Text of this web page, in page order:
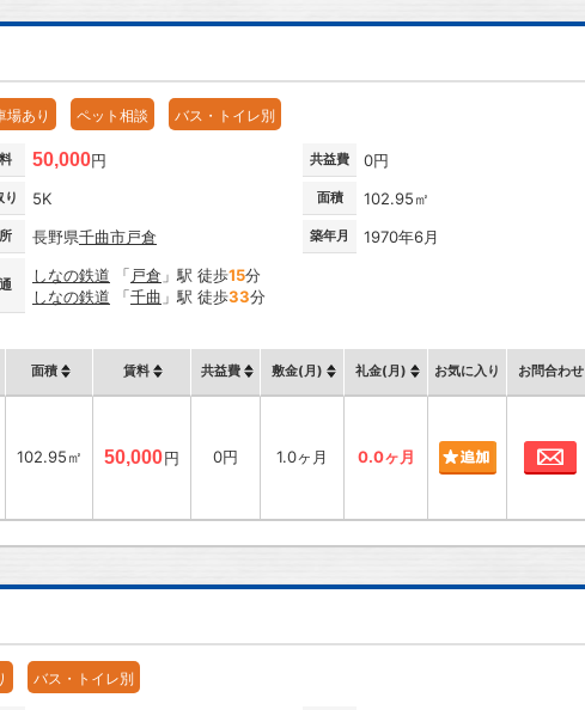
場あり ペット相談 バス・トイレ別
50,000円 共益費 0円
り 5K 面積 102.95㎡
長野県千曲市戸倉 築年月 1970年6月
しなの鉄道 「戸倉 」駅 徒歩15分
しなの鉄道 「千曲 」駅 徒歩33分
面積 賃料 共益費 敷金(月) 礼金(月) お気に入り お問合わせ
102.95㎡ 50,000円 0円 1.0ヶ月 0.0ヶ月
バス・トイレ別